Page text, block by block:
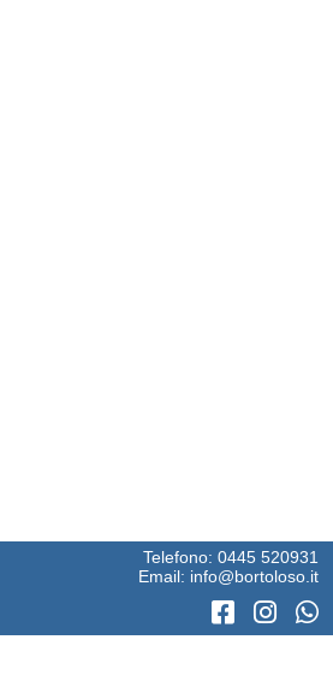
Telefono: 0445 520931
Email: info@bortoloso.it